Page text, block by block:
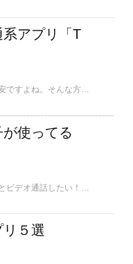
アプリ「T
留学に欠かせないバスや電車での移動。慣れない土地での乗換えは不安ですよね。そんな方におすすめな、パース独自の乗換案内アプリ「TransPerth」アプリの活用法をご紹介します！
使ってる
「海外から日本の友達にビデオ通話したい！」「日本でも海外の友達とビデオ通話したい！」という時に役に立つのが、今アメリカで人気の「Houseparty」です。今回はこの「Houseparty」の使い方と魅力を紹介します。
５選